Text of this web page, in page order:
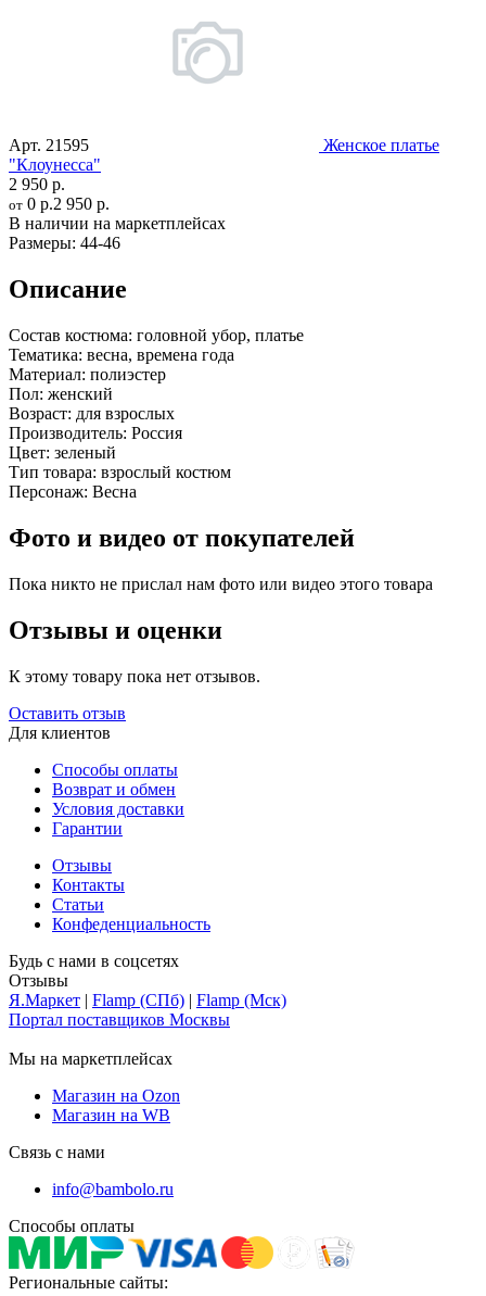
Арт. 21595
Женское платье
"Клоунесса"
2 950 р.
от 0 р.2 950 р.
В наличии на маркетплейсах
Размеры: 44-46
Описание
Состав костюма: головной убор, платье
Тематика: весна, времена года
Материал: полиэстер
Пол: женский
Возраст: для взрослых
Производитель: Россия
Цвет: зеленый
Тип товара: взрослый костюм
Персонаж: Весна
Фото и видео от покупателей
Пока никто не прислал нам фото или видео этого товара
Отзывы и оценки
К этому товару пока нет отзывов.
Оставить отзыв
Для клиентов
Способы оплаты
Возврат и обмен
Условия доставки
Гарантии
Отзывы
Контакты
Статьи
Конфеденциальность
Будь с нами в соцсетях
Отзывы
Я.Маркет | Flamp (СПб) | Flamp (Мск)
Портал поставщиков Москвы
Мы на маркетплейсах
Магазин на Ozon
Магазин на WB
Связь с нами
info@bambolo.ru
Способы оплаты
Региональные сайты: